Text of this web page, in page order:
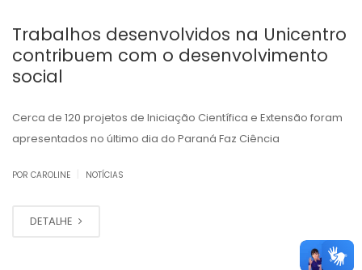
Trabalhos desenvolvidos na Unicentro
contribuem com o desenvolvimento
social
Cerca de 120 projetos de Iniciação Científica e Extensão foram
apresentados no último dia do Paraná Faz Ciência
POR CAROLINE NOTÍCIAS
DETALHE